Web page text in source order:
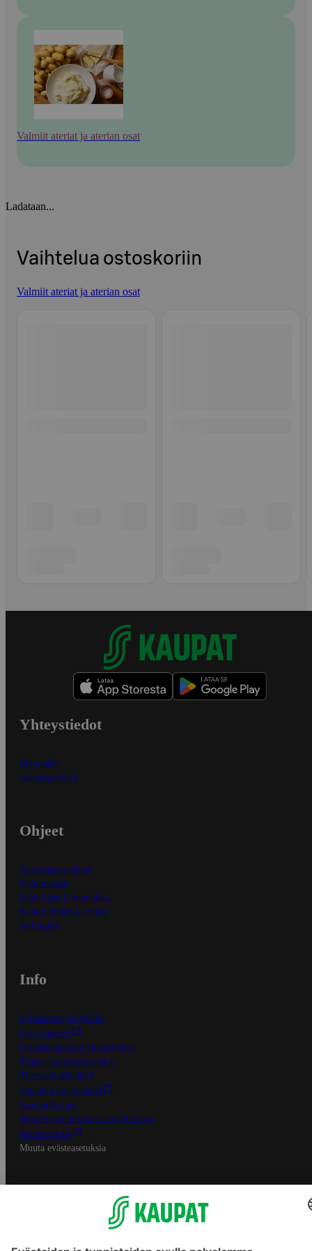
Valmiit ateriat ja aterian osat
Ladataan...
Vaihtelua ostoskoriin
Valmiit ateriat ja aterian osat
Yhteystiedot
Myymälät
Asiakaspalvelu
Ohjeet
Ensitilaajan ohjeet
Näin maksat
Näin tilaat ja muokkaat
Kaikki ohjeet ja vinkit
In English
Info
S-Business yrityksille
Oiva-raportit
Osuuskauppojen yhteystiedot
Tilaus- ja toimitusehdot
Tietosuojakäytäntö
Palvelun käyttöehdot
Saavutettavuus
Mobiilisovelluksen saavutettavuus
Mainostajalle
Muuta evästeasetuksia
S-ryhmän palvelut